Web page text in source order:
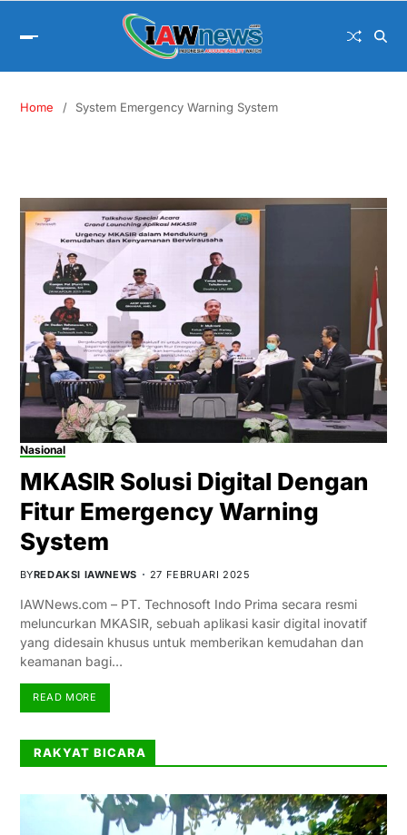
Home System Emergency Warning System
Nasional
MKASIR Solusi Digital Dengan
Fitur Emergency Warning
System
BYREDAKSI IAWNEWS 27 FEBRUARI 2025
IAWNews.com – PT. Technosoft Indo Prima secara resmi
meluncurkan MKASIR, sebuah aplikasi kasir digital inovatif
yang didesain khusus untuk memberikan kemudahan dan
keamanan bagi…
READ MORE
RAKYAT BICARA